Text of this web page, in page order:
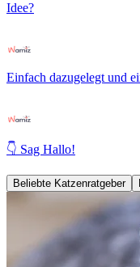
Idee?
Einfach dazugelegt und
👇 Sag Hallo!
Beliebte Katzenratgeber